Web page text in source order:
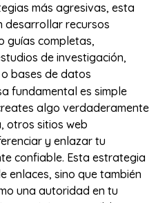
más agresivas, esta
desarrollar recursos
guías completas,
de investigación,
bases de datos
fundamental es simple
algo verdaderamente
otros sitios web
y enlazar tu
confiable. Esta estrategia
enlaces, sino que también
una autoridad en tu